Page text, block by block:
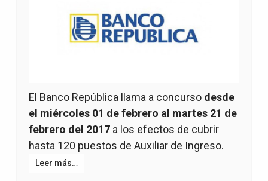
El Banco República llama a concurso desde
el miércoles 01 de febrero al martes 21 de
febrero del 2017 a los efectos de cubrir
hasta 120 puestos de Auxiliar de Ingreso.
Leer más…